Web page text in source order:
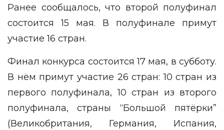
Ранее сообщалось, что второй полуфинал
состоится 15 мая. В полуфинале примут
участие 16 стран.
Финал конкурса состоится 17 мая, в субботу.
В нём примут участие 26 стран: 10 стран из
первого полуфинала, 10 стран из второго
полуфинала, страны “Большой пятёрки”
(Великобритания, Германия, Испания,